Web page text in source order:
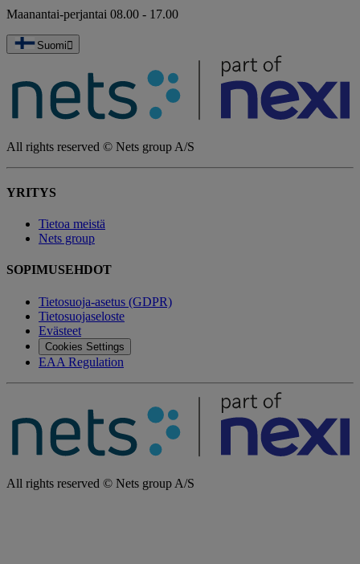
Maanantai-perjantai 08.00 - 17.00
Suomi
All rights reserved © Nets group A/S
YRITYS
Tietoa meistä
Nets group
SOPIMUSEHDOT
Tietosuoja-asetus (GDPR)
Tietosuojaseloste
Evästeet
Cookies Settings
EAA Regulation
All rights reserved © Nets group A/S